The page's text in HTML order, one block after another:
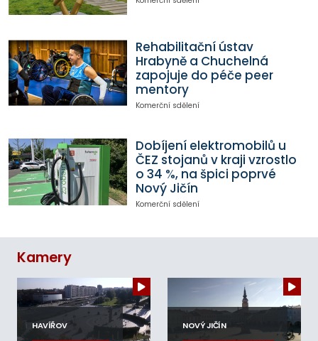
Rehabilitační ústav
Hrabyně a Chuchelná
zapojuje do péče peer
mentory
Komerční sdělení
Dobíjení elektromobilů u
ČEZ stojanů v kraji vzrostlo
o 34 %, na špici poprvé
Nový Jičín
Komerční sdělení
Kamery
HAVÍŘOV NOVÝ JIČÍN